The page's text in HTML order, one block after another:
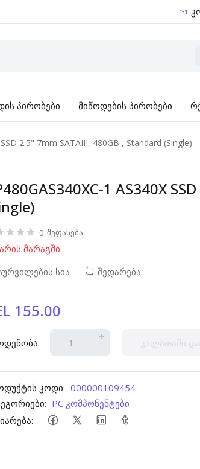
პირობები მიწოდების პირობები
2.5" 7mm SATAIII, 480GB , Standard (Single)
1 AS340X
0 შეფასება
მარაგში
სია
შედარება
155.00
+
-
კალათაში
კოდი: 000000109454
PC კომპონენტები